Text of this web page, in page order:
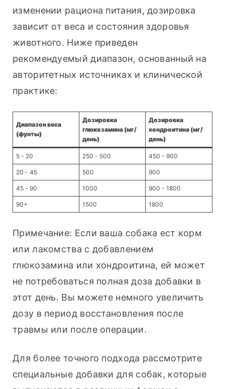
изменении рациона питания, дозировка
зависит от веса и состояния здоровья
животного. Ниже приведен
рекомендуемый диапазон, основанный на
авторитетных источниках и клинической
практике:
Диапазон веса
(фунты)
Дозировка
глюкозамина (мг/
день)
Дозировка
хондроитина (мг/
день)
5 - 20 250 - 500 450 - 900
20 - 45 500 900
45 - 90 1000 900 - 1800
90+ 1500 1800
Примечание: Если ваша собака ест корм
или лакомства с добавлением
глюкозамина или хондроитина, ей может
не потребоваться полная доза добавки в
этот день. Вы можете немного увеличить
дозу в период восстановления после
травмы или после операции.
Для более точного подхода рассмотрите
специальные добавки для собак, которые